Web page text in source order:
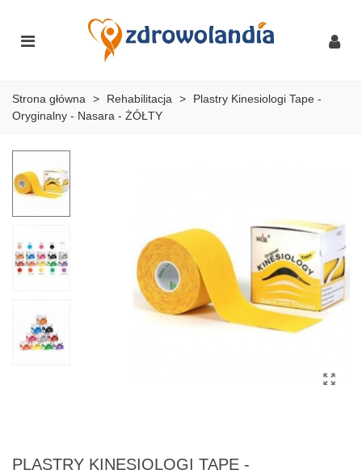
Strona główna > Rehabilitacja >
Plastry Kinesiologi Tape -
Oryginalny - Nasara - ŻÓŁTY
PLASTRY KINESIOLOGI TAPE -